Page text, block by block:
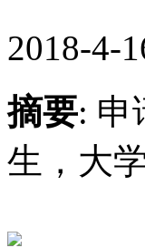
2018-4-
摘要: 申
生，大